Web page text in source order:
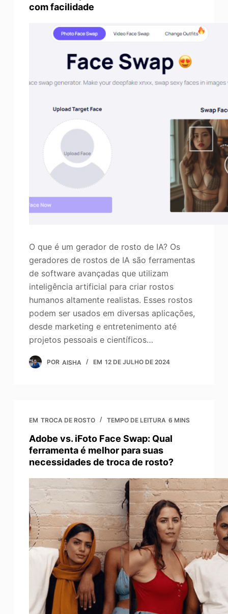
com facilidade
O que é um gerador de rosto de IA? Os
geradores de rostos de IA são ferramentas
de software avançadas que utilizam
inteligência artificial para criar rostos
humanos altamente realistas. Esses rostos
podem ser usados em diversas aplicações,
desde marketing e entretenimento até
projetos pessoais e científicos…
POR AISHA EM 12 DE JULHO DE 2024
EM TROCA DE ROSTO TEMPO DE LEITURA 6 MINS
Adobe vs. iFoto Face Swap: Qual
ferramenta é melhor para suas
necessidades de troca de rosto?